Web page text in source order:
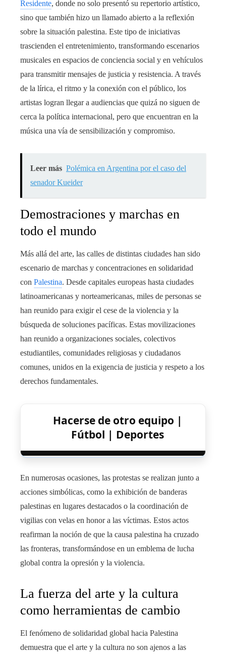
Residente, donde no solo presentó su repertorio artístico,
sino que también hizo un llamado abierto a la reflexión
sobre la situación palestina. Este tipo de iniciativas
trascienden el entretenimiento, transformando escenarios
musicales en espacios de conciencia social y en vehículos
para transmitir mensajes de justicia y resistencia. A través
de la lírica, el ritmo y la conexión con el público, los
artistas logran llegar a audiencias que quizá no siguen de
cerca la política internacional, pero que encuentran en la
música una vía de sensibilización y compromiso.
Leer más Polémica en Argentina por el caso del
senador Kueider
Demostraciones y marchas en
todo el mundo
Más allá del arte, las calles de distintas ciudades han sido
escenario de marchas y concentraciones en solidaridad
con Palestina. Desde capitales europeas hasta ciudades
latinoamericanas y norteamericanas, miles de personas se
han reunido para exigir el cese de la violencia y la
búsqueda de soluciones pacíficas. Estas movilizaciones
han reunido a organizaciones sociales, colectivos
estudiantiles, comunidades religiosas y ciudadanos
comunes, unidos en la exigencia de justicia y respeto a los
derechos fundamentales.
Hacerse de otro equipo |
Fútbol | Deportes
En numerosas ocasiones, las protestas se realizan junto a
acciones simbólicas, como la exhibición de banderas
palestinas en lugares destacados o la coordinación de
vigilias con velas en honor a las víctimas. Estos actos
reafirman la noción de que la causa palestina ha cruzado
las fronteras, transformándose en un emblema de lucha
global contra la opresión y la violencia.
La fuerza del arte y la cultura
como herramientas de cambio
El fenómeno de solidaridad global hacia Palestina
demuestra que el arte y la cultura no son ajenos a las